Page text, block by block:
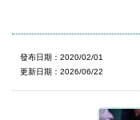
發布日期：2020/02/01
更新日期：2026/06/22